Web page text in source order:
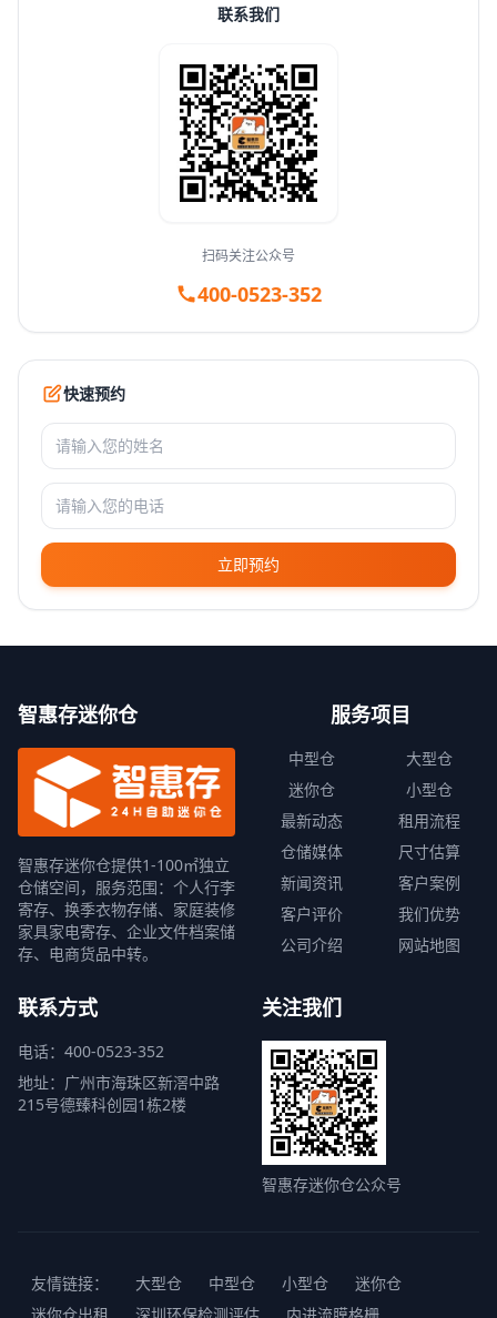
联系我们
扫码关注公众号
400-0523-352
快速预约
立即预约
智惠存迷你仓
智惠存迷你仓提供1-100㎡独立
仓储空间，服务范围：个人行李
寄存、换季衣物存储、家庭装修
家具家电寄存、企业文件档案储
存、电商货品中转。
服务项目
中型仓
大型仓
迷你仓
小型仓
最新动态
租用流程
仓储媒体
尺寸估算
新闻资讯
客户案例
客户评价
我们优势
公司介绍
网站地图
联系方式
电话：400-0523-352
地址：广州市海珠区新滘中路
215号德臻科创园1栋2楼
关注我们
智惠存迷你仓公众号
友情链接： 大型仓 中型仓 小型仓
迷你仓